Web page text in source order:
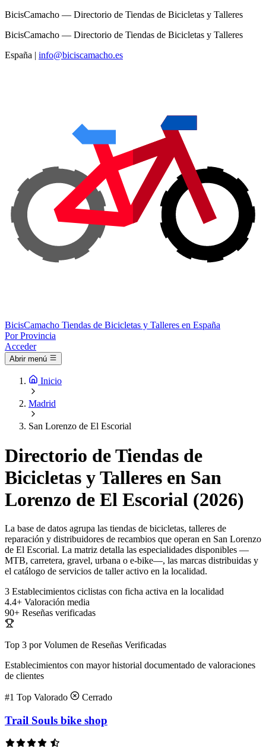
BicisCamacho — Directorio de Tiendas de Bicicletas y Talleres
BicisCamacho — Directorio de Tiendas de Bicicletas y Talleres
España | info@biciscamacho.es
BicisCamacho Tiendas de Bicicletas y Talleres en España
Por Provincia
Acceder
Abrir menú
Inicio
Madrid
San Lorenzo de El Escorial
Directorio de Tiendas de
Bicicletas y Talleres en San
Lorenzo de El Escorial (2026)
La base de datos agrupa las tiendas de bicicletas, talleres de
reparación y distribuidores de recambios que operan en San Lorenzo
de El Escorial. La matriz detalla las especialidades disponibles —
MTB, carretera, gravel, urbana o e-bike—, las marcas distribuidas y
el catálogo de servicios de taller activo en la localidad.
3 Establecimientos ciclistas con ficha activa en la localidad
4.4+ Valoración media
90+ Reseñas verificadas
Top 3 por Volumen de Reseñas Verificadas
Establecimientos con mayor historial documentado de valoraciones
de clientes
#1 Top Valorado Cerrado
Trail Souls bike shop